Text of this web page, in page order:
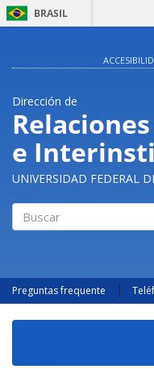
BRASIL
Dirección de
e
UNIVERSIDAD FEDERAL
Preguntas frequente